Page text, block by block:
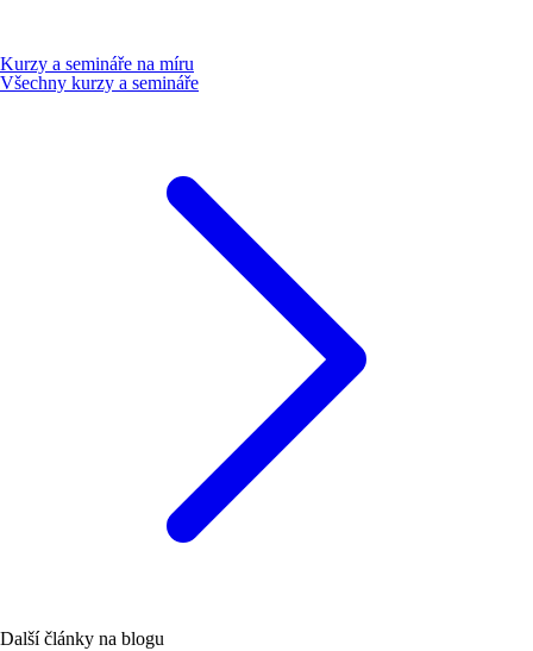
Kurzy a semináře na míru
Všechny kurzy a semináře
Další články na blogu